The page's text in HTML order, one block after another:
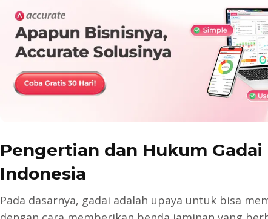
Pengertian dan Hukum Gadai
Indonesia
Pada dasarnya, gadai adalah upaya untuk bisa